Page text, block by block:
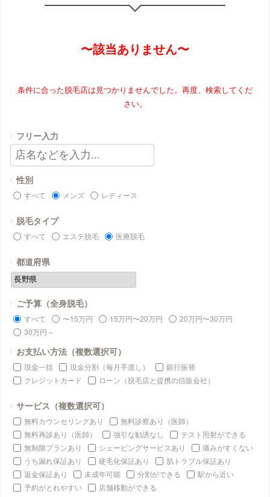
〜該当ありません〜
条件に合った脱毛店は見つかりませんでした。再度、検索してくだ
さい。
フリー入力
性別
すべて メンズ レディース
脱毛タイプ
すべて エステ脱毛 医療脱毛
都道府県
ご予算（全身脱毛）
すべて 〜15万円 15万円〜20万円
20万円〜30万円
30万円～
お支払い方法（複数選択可）
現金一括 現金分割（毎月手渡し）
銀行振替
クレジットカード
ローン（脱毛店と提携の信販会社）
サービス（複数選択可）
無料カウンセリングあり
無料診察あり（医師）
無料再診あり（医師）
強引な勧誘なし
テスト照射ができる
無制限プランあり
シェービングサービスあり
痛みがすくない
うち漏れ保証あり
硬毛化保証あり
肌トラブル保証あり
返金保証あり
未成年可能 分割ができる
駅から近い
予約がとれやすい
店舗移動ができる